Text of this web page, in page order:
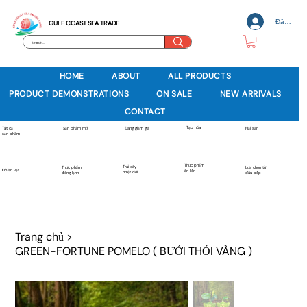
GULF COAST SEA TRADE Đăng
HOME ABOUT
ALL PRODUCTS
PRODUCT DEMONSTRATIONS
ON SALE
NEW ARRIVALS
CONTACT
Tất cả
sản phẩm
Sản phẩm mới Đang giảm giá Tạp hóa Hải sản
Đồ ăn vặt
Thực phẩm
đông lạnh
Trái cây
nhiệt đới
Thực phẩm
ăn liền
Lựa chọn từ
đầu bếp
Trang chủ >
GREEN-FORTUNE POMELO ( BƯỞI THỎI VÀNG )